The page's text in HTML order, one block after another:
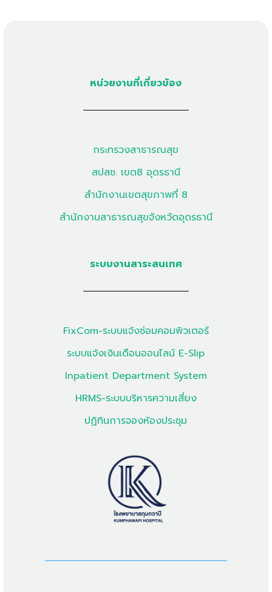
หน่วยงานที่เกี่ยวข้อง
กระทรวงสาธารณสุข
สปสช. เขต8 อุดรธานี
สำนักงานเขตสุขภาพที่ 8
สำนักงานสาธารณสุขจังหวัดอุดรธานี
ระบบงานสาระสนเทศ
FixCom-ระบบแจ้งซ่อมคอมพิวเตอร์
ระบบแจ้งเงินเดือนออนไลน์ E-Slip
Inpatient Department System
HRMS-ระบบบริหารความเสี่ยง
ปฏิทินการจองห้องประชุม